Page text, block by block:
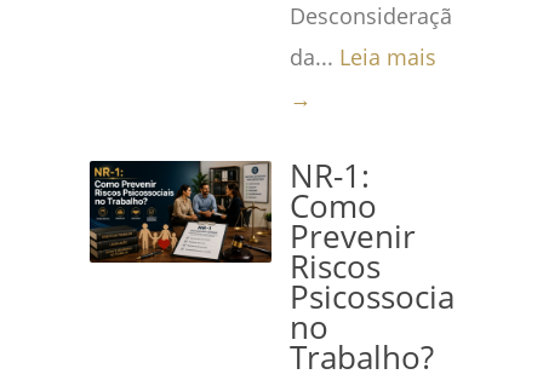
Desconsideração
da... Leia mais
→
NR-1:
Como
Prevenir
Riscos
Psicossociais
no
Trabalho?